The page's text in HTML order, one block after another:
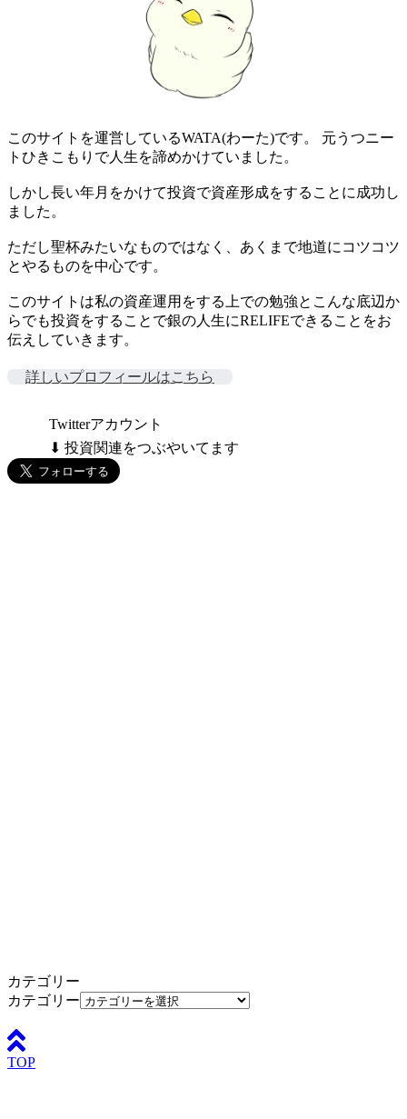
このサイトを運営しているWATA(わーた)です。 元うつニー
トひきこもりで人生を諦めかけていました。
しかし長い年月をかけて投資で資産形成をすることに成功し
ました。
ただし聖杯みたいなものではなく、あくまで地道にコツコツ
とやるものを中心です。
このサイトは私の資産運用をする上での勉強とこんな底辺か
らでも投資をすることで銀の人生にRELIFEできることをお
伝えしていきます。
詳しいプロフィールはこちら
Twitterアカウント
⬇ 投資関連をつぶやいてます
カテゴリー
カテゴリー
TOP